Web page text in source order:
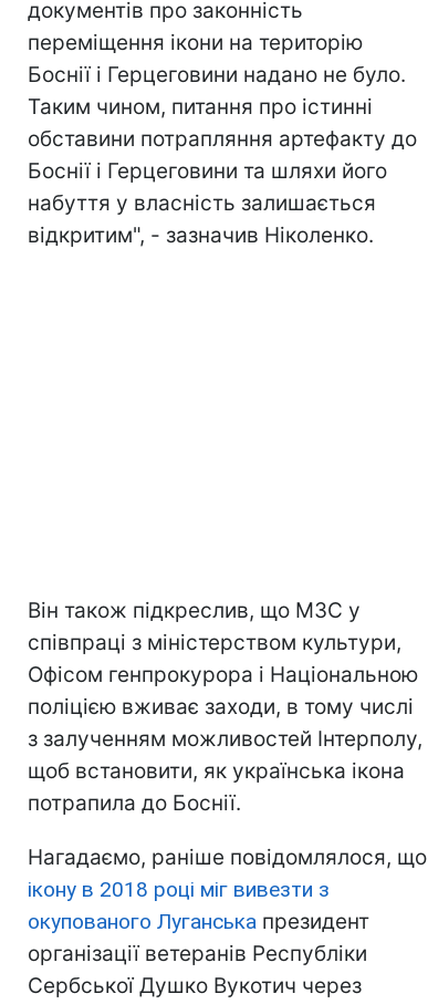
документів про законність
переміщення ікони на територію
Боснії і Герцеговини надано не було.
Таким чином, питання про істинні
обставини потрапляння артефакту до
Боснії і Герцеговини та шляхи його
набуття у власність залишається
відкритим", - зазначив Ніколенко.
Він також підкреслив, що МЗС у
співпраці з міністерством культури,
Офісом генпрокурора і Національною
поліцією вживає заходи, в тому числі
з залученням можливостей Інтерполу,
щоб встановити, як українська ікона
потрапила до Боснії.
Нагадаємо, раніше повідомлялося, що
ікону в 2018 році міг вивезти з
окупованого Луганська президент
організації ветеранів Республіки
Сербської Душко Вукотич через